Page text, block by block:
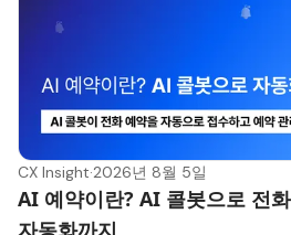
CX Insight·2026년 8월 5일
AI 예약이란? AI 콜봇으로 전
자동화까지